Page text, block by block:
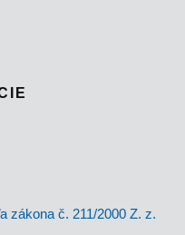
zákona č. 211/2000 Z. z.